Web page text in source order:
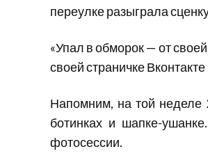
переулке разыграла
«Упал в обморок — от
своей страничке
Напомним, на той неделе
ботинках и шапке-
фотосессии.